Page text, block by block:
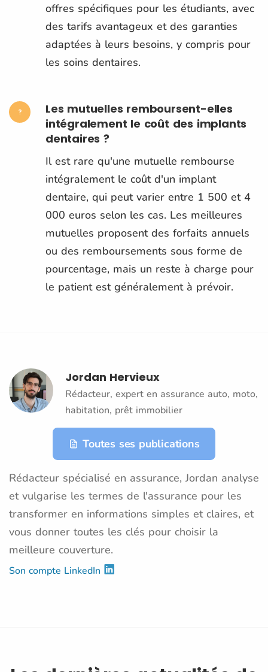
offres spécifiques pour les étudiants, avec
des tarifs avantageux et des garanties
adaptées à leurs besoins, y compris pour
les soins dentaires.
Les mutuelles remboursent-elles
intégralement le coût des implants
dentaires ?
Il est rare qu'une mutuelle rembourse
intégralement le coût d'un implant
dentaire, qui peut varier entre 1 500 et 4
000 euros selon les cas. Les meilleures
mutuelles proposent des forfaits annuels
ou des remboursements sous forme de
pourcentage, mais un reste à charge pour
le patient est généralement à prévoir.
Jordan Hervieux
Rédacteur, expert en assurance auto, moto,
habitation, prêt immobilier
Toutes ses publications
Rédacteur spécialisé en assurance, Jordan analyse
et vulgarise les termes de l'assurance pour les
transformer en informations simples et claires, et
vous donner toutes les clés pour choisir la
meilleure couverture.
Son compte LinkedIn